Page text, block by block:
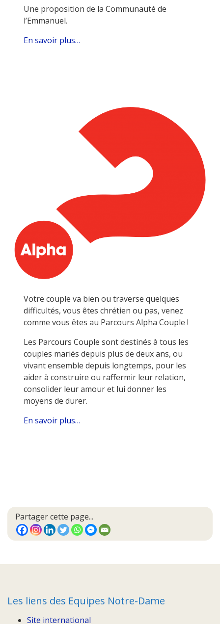
Une proposition de la Communauté de
l’Emmanuel.
En savoir plus…
Votre couple va bien ou traverse quelques
difficultés, vous êtes chrétien ou pas, venez
comme vous êtes au Parcours Alpha Couple !
Les Parcours Couple sont destinés à tous les
couples mariés depuis plus de deux ans, ou
vivant ensemble depuis longtemps, pour les
aider à construire ou raffermir leur relation,
consolider leur amour et lui donner les
moyens de durer.
En savoir plus…
Partager cette page...
Les liens des Equipes Notre-Dame
Site international